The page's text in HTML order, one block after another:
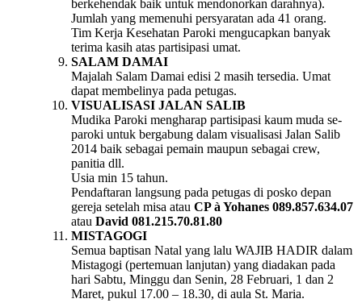
berkehendak baik untuk mendonorkan darahnya).
Jumlah yang memenuhi persyaratan ada 41 orang.
Tim Kerja Kesehatan Paroki mengucapkan banyak
terima kasih atas partisipasi umat.
SALAM DAMAI
Majalah Salam Damai edisi 2 masih tersedia. Umat
dapat membelinya pada petugas.
VISUALISASI JALAN SALIB
Mudika Paroki mengharap partisipasi kaum muda se-
paroki untuk bergabung dalam visualisasi Jalan Salib
2014 baik sebagai pemain maupun sebagai crew,
panitia dll.
Usia min 15 tahun.
Pendaftaran langsung pada petugas di posko depan
gereja setelah misa atau CPà Yohanes 089.857.634.07
atau David 081.215.70.81.80
MISTAGOGI
Semua baptisan Natal yang lalu WAJIB HADIR dalam
Mistagogi (pertemuan lanjutan) yang diadakan pada
hari Sabtu, Minggu dan Senin, 28 Februari, 1 dan 2
Maret, pukul 17.00 – 18.30, di aula St. Maria.